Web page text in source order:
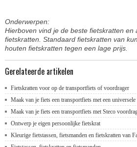
Onderwerpen:
Hierboven vind je de beste fietskratten en
fietskratten. Standaard fietskratten van
houten fietskratten tegen een lage prijs.
Gerelateerde artikelen
Fietskratten voor op de transportfiets of voordrager
Maak van je fiets een transportfiets met een
Maak van je fiets een transportfiets met Steco
Ontwerp je eigen persoonlijke fietskrat
Kleurige fietstassen, fietsmanden en fietskratten van